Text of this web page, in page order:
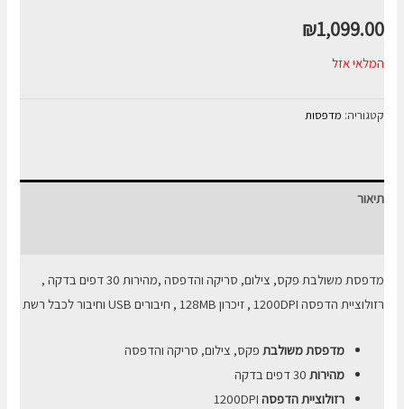
₪1,099.00
המלאי אזל
קטגוריה: מדפסות
תיאור
מדפסת משולבת פקס, צילום, סריקה והדפסה ,מהירות 30 דפים בדקה ,
רזולוציית הדפסה 1200DPI , זיכרון 128MB , חיבורים
USB וחיבור לכבל רשת
מדפסת משולבת פקס, צילום, סריקה והדפסה
מהירות 30 דפים בדקה
רזולוציית הדפסה 1200DPI